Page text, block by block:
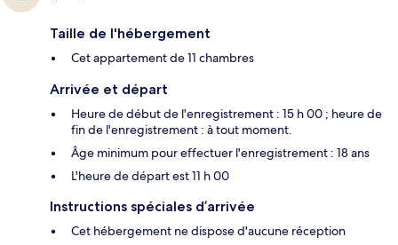
Taille de l'hébergement
Cet appartement de 11 chambres
Arrivée et départ
Heure de début de l'enregistrement : 15 h 00 ; heure de
fin de l'enregistrement : à tout moment.
Âge minimum pour effectuer l'enregistrement : 18 ans
L'heure de départ est 11 h 00
Instructions spéciales d’arrivée
Cet hébergement ne dispose d'aucune réception